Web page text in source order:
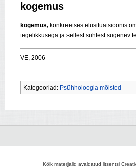
kogemus
kogemus, konkreetses elusituatsioonis
tegelikkusega ja sellest suhtest sugenev
VE, 2006
Kategooriad: Psühholoogia mõisted
Kõik materjalid avaldatud litsentsi